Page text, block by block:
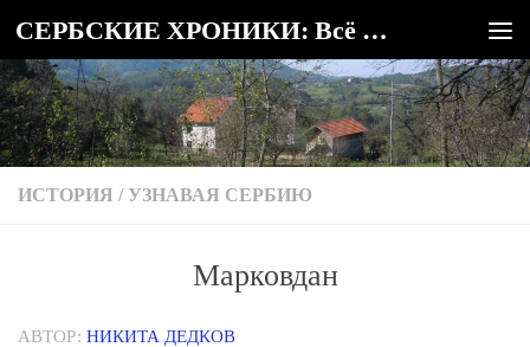
Под записью СЕРБСКИЕ ХРОНИКИ: Всё о Сербии
ИСТОРИЯ / УЗНАВАЯ СЕРБИЮ
Марковдан
АВТОР: НИКИТА ДЕДКОВ